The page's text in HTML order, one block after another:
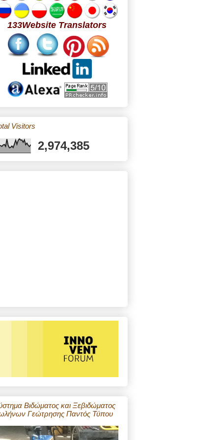
133Website Translators
Visitors
2,974,385
Βιδώματος και Ξεβιδώματος
Γεώτρησης Παντός Τύπου